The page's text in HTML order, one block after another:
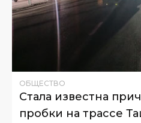
ОБЩЕСТВО
Стала известна
пробки на трассе